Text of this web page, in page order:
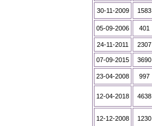
30-11-2009 1583
05-09-2006 401
24-11-2011 2307
07-09-2015 3690
23-04-2008 997
12-04-2018 4638
12-12-2008 1230